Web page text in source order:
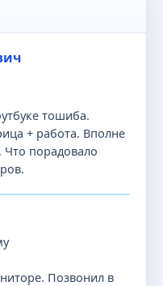
тошиба.
+ работа. Вполне
порадовало
Позвонил в